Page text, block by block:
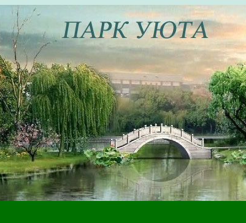
жизненного пути, которые могут быть полезны в